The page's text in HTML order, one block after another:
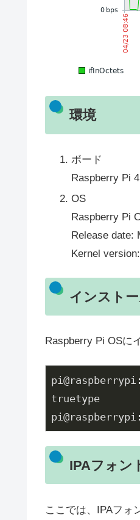
環境
ボード
Raspberry Pi
OS
Raspberry Pi
Release date:
Kernel
インスト
Raspberry Pi OSに
truetype
IPAフォン
ここでは、IPAフォ